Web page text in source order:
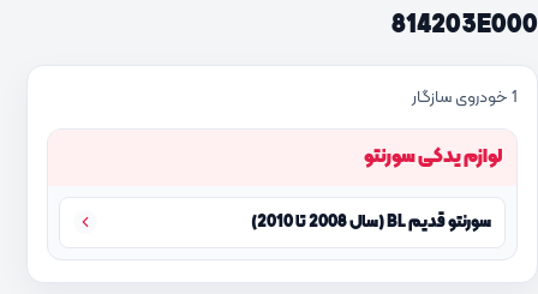
814203E000
1 خودروی سازگار
لوازم یدکی سورنتو
سورنتو قدیم BL (سال 2008 تا 2010)